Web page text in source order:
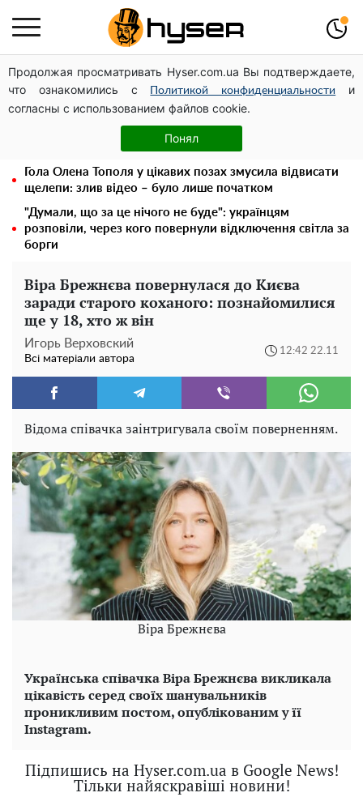
Продолжая просматривать Hyser.com.ua Вы подтверждаете,
что ознакомились с
Политикой конфиденциальности
и
согласны с использованием файлов cookie.
Понял
Українська авіатранспортна асоціація звернулася до
Мінфіну із закликом уніфікувати оподаткування
авіалізингу
Місяць без світла, лютий холод та комунальні платежі
на тисячі гривень: народ "ламають" у відключення
Гола Олена Тополя у цікавих позах змусила відвисати
щелепи: злив відео – було лише початком
"Думали, що за це нічого не буде": українцям
розповіли, через кого повернули відключення світла за
борги
Віра Брежнєва повернулася до Києва
заради старого коханого: познайомилися
ще у 18, хто ж він
Игорь Верховский
Всі матеріали автора
12:42 22.11
Відома співачка заінтригувала своїм поверненням.
Віра Брежнєва
Українська співачка Віра Брежнєва викликала
цікавість серед своїх шанувальників
проникливим постом, опублікованим у її
Instagram.
Підпишись на Hyser.com.ua в Google News!
Тільки найяскравіші новини!